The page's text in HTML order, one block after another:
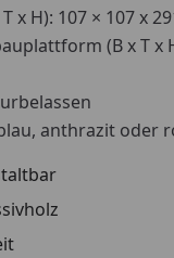
x H): 107 × 107 x
(B x T x
anthrazit oder